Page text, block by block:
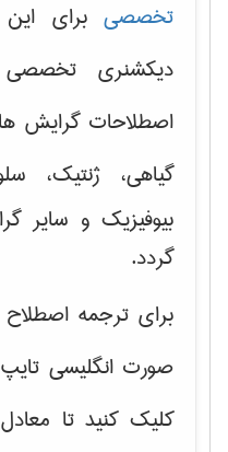
تخصصی برای
دیکشنری
اصطلاحات گرایش
گیاهی، ژنتیک،
بیوفیزیک و سایر
گردد.
برای ترجمه
صورت انگلیسی
کلیک کنید تا